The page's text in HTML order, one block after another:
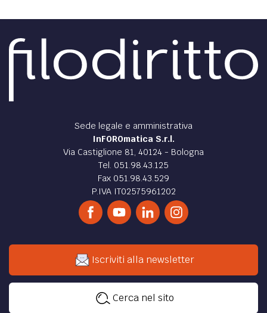
Sede legale e amministrativa
InFOROmatica S.r.l.
Via Castiglione 81, 40124 - Bologna
Tel. 051.98.43.125
Fax 051.98.43.529
P.IVA IT02575961202
Iscriviti alla newsletter
Cerca nel sito